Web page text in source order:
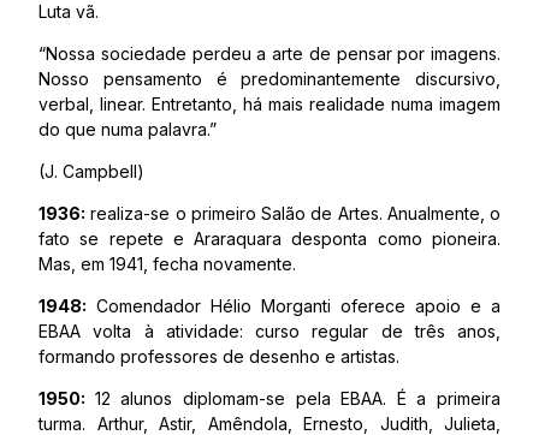
Luta vã.
“Nossa sociedade perdeu a arte de pensar por imagens.
Nosso pensamento é predominantemente discursivo,
verbal, linear. Entretanto, há mais realidade numa imagem
do que numa palavra.”
(J. Campbell)
1936: realiza-se o primeiro Salão de Artes. Anualmente, o
fato se repete e Araraquara desponta como pioneira.
Mas, em 1941, fecha novamente.
1948: Comendador Hélio Morganti oferece apoio e a
EBAA volta à atividade: curso regular de três anos,
formando professores de desenho e artistas.
1950: 12 alunos diplomam-se pela EBAA. É a primeira
turma. Arthur, Astir, Amêndola, Ernesto, Judith, Julieta,